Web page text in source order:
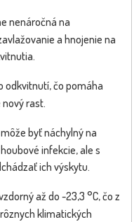
nenáročná na
a hnojenie na
odkvitnutí, čo pomáha
rast.
byť náchylný na
infekcie, ale s
ich výskytu.
až do -23,3 °C, čo z
klimatických